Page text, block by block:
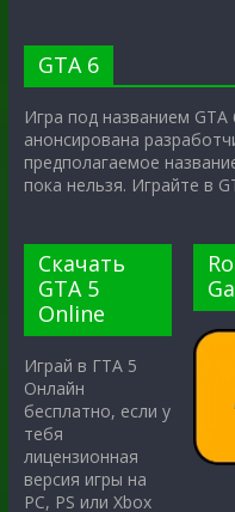
GTA 6
Игра под названием
анонсирована
предполагаемое
пока нельзя. Играйте в
Скачать
GTA 5
Online
Играй в ГТА 5
Онлайн
бесплатно, если у
тебя
лицензионная
версия игры на
PC, PS или Xbox